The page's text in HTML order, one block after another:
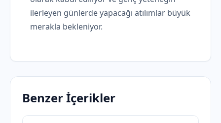
ilerleyen günlerde yapacağı atılımlar büyük
merakla bekleniyor.
Benzer İçerikler